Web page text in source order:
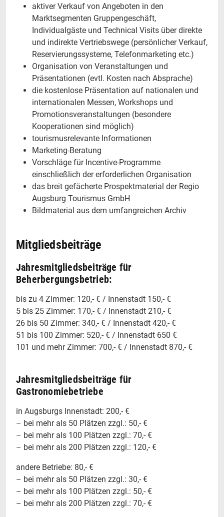
aktiver Verkauf von Angeboten in den
Marktsegmenten Gruppengeschäft,
Individualgäste und Technical Visits über direkte
und indirekte Vertriebswege (persönlicher Verkauf,
Reservierungssysteme, Telefonmarketing etc.)
Organisation von Veranstaltungen und
Präsentationen (evtl. Kosten nach Absprache)
die kostenlose Präsentation auf nationalen und
internationalen Messen, Workshops und
Promotionsveranstaltungen (besondere
Kooperationen sind möglich)
tourismusrelevante Informationen
Marketing-Beratung
Vorschläge für Incentive-Programme
einschließlich der erforderlichen Organisation
das breit gefächerte Prospektmaterial der Regio
Augsburg Tourismus GmbH
Bildmaterial aus dem umfangreichen Archiv
Mitgliedsbeiträge
Jahresmitgliedsbeiträge für
Beherbergungsbetrieb:
bis zu 4 Zimmer: 120,- € / Innenstadt 150,- €
5 bis 25 Zimmer: 170,- € / Innenstadt 210,- €
26 bis 50 Zimmer: 340,- € / Innenstadt 420,- €
51 bis 100 Zimmer: 520,- € / Innenstadt 650 €
101 und mehr Zimmer: 700,- € / Innenstadt 870,- €
Jahresmitgliedsbeiträge für
Gastronomiebetriebe
in Augsburgs Innenstadt: 200,- €
– bei mehr als 50 Plätzen zzgl.: 50,- €
– bei mehr als 100 Plätzen zzgl.: 70,- €
– bei mehr als 200 Plätzen zzgl.: 120,- €
andere Betriebe: 80,- €
– bei mehr als 50 Plätzen zzgl.: 30,- €
– bei mehr als 100 Plätzen zzgl.: 50,- €
– bei mehr als 200 Plätzen zzgl.: 70,- €